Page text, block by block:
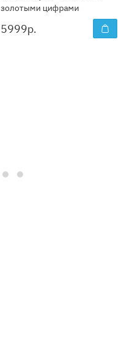
золотыми цифрами
5999р.